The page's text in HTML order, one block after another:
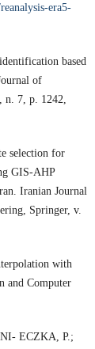
era5-
based
of
n. 7, p. 1242,
selection for
GIS-AHP
Iranian Journal
Springer, v.
with
and Computer
ECZKA, P.;